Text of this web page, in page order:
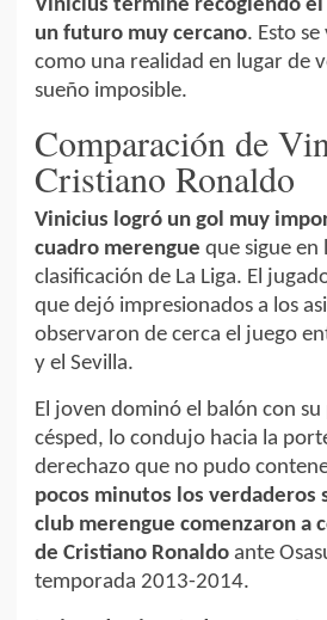
Vinicius termine recogiendo el
un futuro muy cercano. Esto
como una realidad en lugar de
sueño imposible.
Comparación de
Cristiano Ronaldo
Vinicius logró un gol muy
cuadro merengue que sigue en
clasificación de La Liga. El
que dejó impresionados a los
observaron de cerca el juego
y el Sevilla.
El joven dominó el balón con
césped, lo condujo hacia la
derechazo que no pudo
pocos minutos los verdaderos
club merengue comenzaron a
de Cristiano Ronaldo ante
temporada 2013-2014.